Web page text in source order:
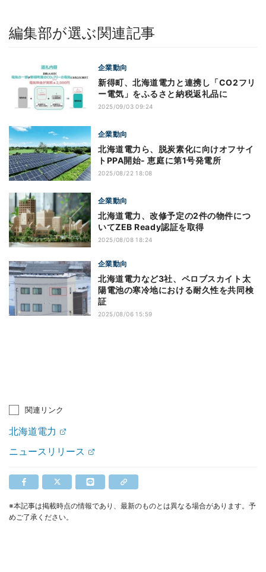
編集部が選ぶ関連記事
企業動向
新得町、北海道電力と連携し「CO2フリ
ー電気」をふるさと納税返礼品に
2025/09/03 09:24
企業動向
北海道電力ら、脱炭素化に向けオフサイ
トPPA開始- 恵庭に第1号発電所
2025/08/22 18:08
企業動向
北海道電力、改修予定の2件の物件につ
いてZEB Ready認証を取得
2025/08/08 18:24
企業動向
北海道電力など3社、ペロブスカイト太
陽電池の寒冷地における耐久性を共同検
証
2025/08/06 15:59
関連リンク
北海道電力
ニュースリリース
※本記事は掲載時点の情報であり、最新のものとは異なる場合があります。予
めご了承ください。